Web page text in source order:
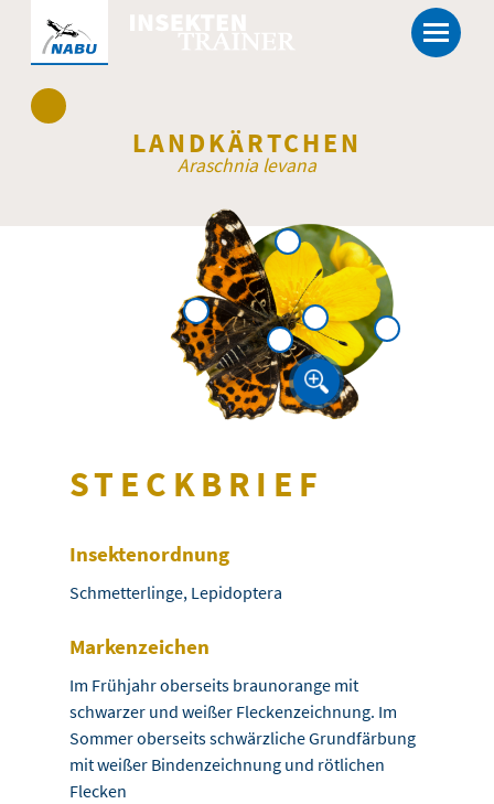
content
LANDKÄRTCHEN
Araschnia levana
STECKBRIEF
Insektenordnung
Schmetterlinge, Lepidoptera
Markenzeichen
Im Frühjahr oberseits braunorange mit
schwarzer und weißer Fleckenzeichnung. Im
Sommer oberseits schwärzliche Grundfärbung
mit weißer Bindenzeichnung und rötlichen
Flecken
Menu